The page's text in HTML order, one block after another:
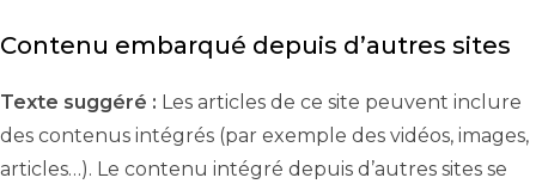
Contenu embarqué depuis d’autres sites
Texte suggéré : Les articles de ce site peuvent inclure
des contenus intégrés (par exemple des vidéos, images,
articles…). Le contenu intégré depuis d’autres sites se